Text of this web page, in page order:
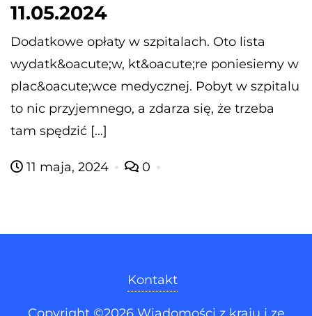
11.05.2024
Dodatkowe opłaty w szpitalach. Oto lista
wydatk&oacute;w, kt&oacute;re poniesiemy w
plac&oacute;wce medycznej. Pobyt w szpitalu
to nic przyjemnego, a zdarza się, że trzeba
tam spędzić […]
11 maja, 2024 0
Kontakt